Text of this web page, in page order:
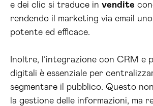
e dei clic si traduce in vendite
rendendo il marketing via email
potente ed efficace.
Inoltre, l’integrazione con CRM e
digitali è essenziale per
segmentare il pubblico. Questo
la gestione delle informazioni, ma